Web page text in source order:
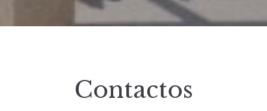
Contactos